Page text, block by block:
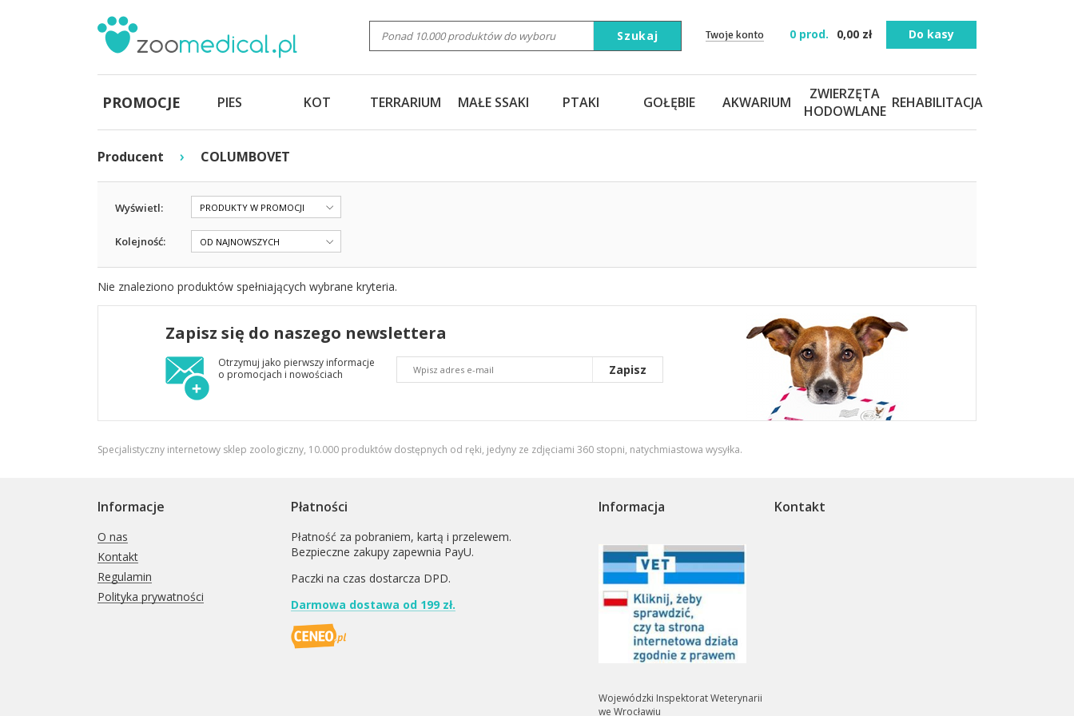
Twoje konto 0 prod. 0,00 zł Do kasy
Szukaj
PROMOCJE PIES KOT TERRARIUM MAŁE SSAKI PTAKI GOŁĘBIE AKWARIUM
ZWIERZĘTA
HODOWLANE REHABILITACJA
Producent › COLUMBOVET
Wyświetl: PRODUKTY W PROMOCJI
Kolejność: OD NAJNOWSZYCH
Nie znaleziono produktów spełniających wybrane kryteria.
Zapisz się do naszego newslettera
Otrzymuj jako pierwszy informacje
o promocjach i nowościach
Zapisz
Specjalistyczny internetowy sklep zoologiczny, 10.000 produktów dostępnych od ręki, jedyny ze zdjęciami 360 stopni, natychmiastowa wysyłka.
Informacje
O nas
Kontakt
Regulamin
Polityka prywatności
Płatności
Płatność za pobraniem, kartą i przelewem.
Bezpieczne zakupy zapewnia PayU.
Paczki na czas dostarcza DPD.
Darmowa dostawa od 199 zł.
Informacja
Wojewódzki Inspektorat Weterynarii
we Wrocławiu
Kontakt